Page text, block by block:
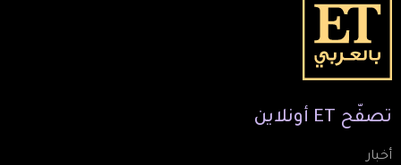
تصفّح ET أونلاين
أخبار